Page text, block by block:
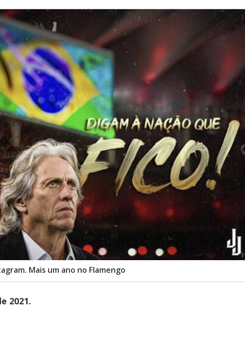
Mais um ano no Flamengo
2021.